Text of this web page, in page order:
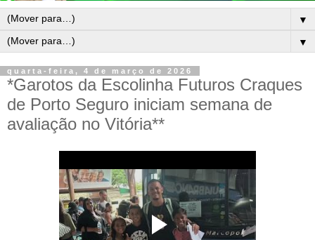
▼
▼
quarta-feira, 4 de março de 2026
*Garotos da Escolinha Futuros Craques
de Porto Seguro iniciam semana de
avaliação no Vitória**